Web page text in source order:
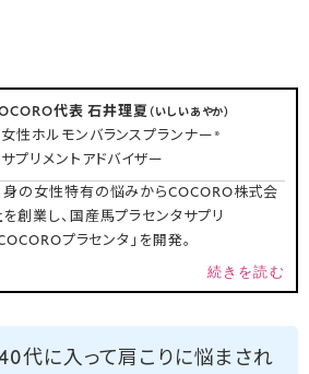
代表 石井理夏 （いしいあやか）
女性ホルモンバランスプランナー®
サプリメントアドバイザー
身の女性特有の悩みからCOCORO株式会
を創業し、国産馬プラセンタサプリ
COCOROプラセンタ」を開発。
続きを読む
代に入って肩こりに悩まされ